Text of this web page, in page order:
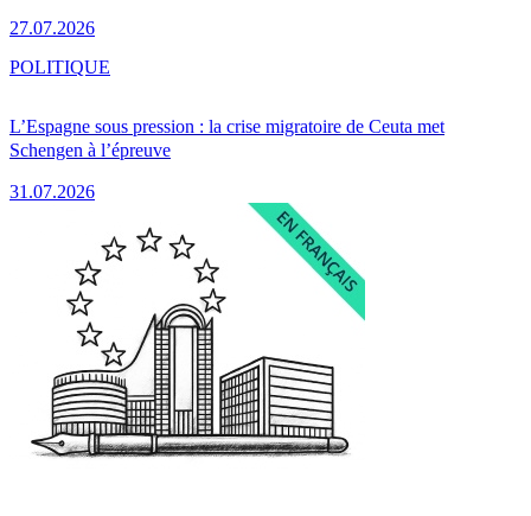
27.07.2026
L’Espagne sous pression : la crise migratoire de Ceuta met
Schengen à l’épreuve
31.07.2026
POLITIQUE